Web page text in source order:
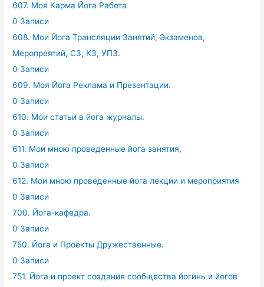
607. Моя Карма Йога Работа
0 Записи
608. Мои Йога Трансляции Занятий, Экзаменов,
Меропреятий, СЗ, КЗ, УПЗ.
0 Записи
609. Моя Йога Реклама и Презентации.
0 Записи
610. Мои статьи в йога журналы.
0 Записи
611. Мои мною проведенные йога занятия,
0 Записи
612. Мои мною проведенные йога лекции и мероприятия
0 Записи
700. Йога-кафедра.
0 Записи
750. Йога и Проекты Дружественные.
0 Записи
751. Йога и проект создания сообщества йогинь и йогов